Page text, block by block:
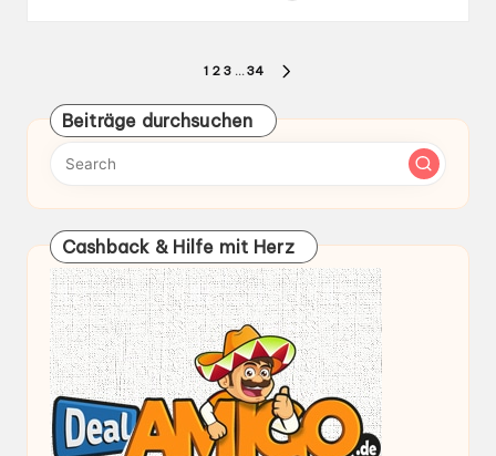
Seitennummerierung
der
Beiträge
1 2 3 … 34
Beiträge durchsuchen
Cashback & Hilfe mit Herz